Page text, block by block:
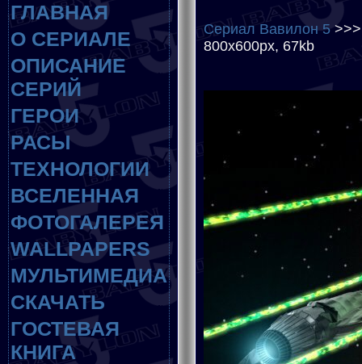
ГЛАВНАЯ
О СЕРИАЛЕ
ОПИСАНИЕ
СЕРИЙ
ГЕРОИ
РАСЫ
ТЕХНОЛОГИИ
ВСЕЛЕННАЯ
ФОТОГАЛЕРЕЯ
WALLPAPERS
МУЛЬТИМЕДИА
СКАЧАТЬ
ГОСТЕВАЯ
КНИГА
Сериал Вавилон 5
800x600px, 67kb